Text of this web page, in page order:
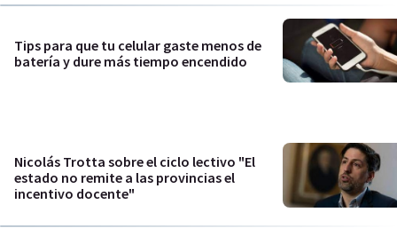
Tips para que tu celular gaste menos de
batería y dure más tiempo encendido
Nicolás Trotta sobre el ciclo lectivo "El
estado no remite a las provincias el
incentivo docente"